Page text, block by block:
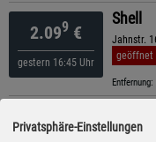
2.099 €
gestern 16:45 Uhr
Shell
Jahnstr.
geöffnet
2.119€
Hansestr.
Privatsphäre-Einstellungen